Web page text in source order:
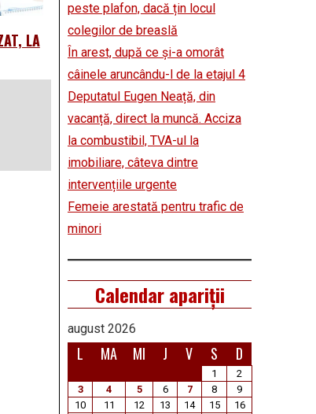
LA
peste plafon, dacă țin locul
colegilor de breaslă
În arest, după ce și-a omorât
câinele aruncându-l de la etajul 4
Deputatul Eugen Neață, din
vacanță, direct la muncă. Acciza
la combustibil, TVA-ul la
imobiliare, câteva dintre
intervențiile urgente
Femeie arestată pentru trafic de
minori
Calendar apariții
august 2026
L MA MI J V S D
1
2
3
4 5 6 7 8
9
10
11 12 13 14 15
16